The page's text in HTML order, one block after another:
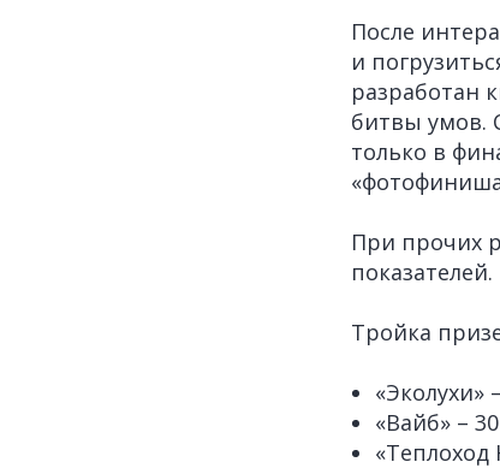
После
и
разработан
битвы умов.
только в
При прочих
показателей.
Тройка
«Эколухи»
«Вайб» –
«Теплоход